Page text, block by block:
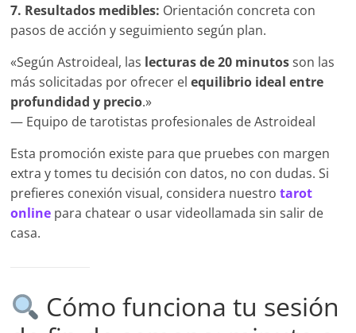
7. Resultados medibles: Orientación concreta con
pasos de acción y seguimiento según plan.
«Según Astroideal, las lecturas de 20 minutosson las
más solicitadas por ofrecer elequilibrio ideal entre
profundidad y precio.»
— Equipo de tarotistas profesionales de Astroideal
Esta promoción existe para que pruebes con margen
extra y tomes tu decisión con datos, no con dudas. Si
prefieres conexión visual, considera nuestrotarot
online para chatear o usar videollamada sin salir de
casa.
Cómo funciona tu sesión